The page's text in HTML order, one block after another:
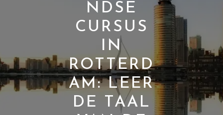
NDSE
CURSUS
IN
ROTTERD
AM: LEER
DE TAAL